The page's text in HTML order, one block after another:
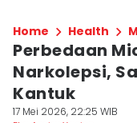
Home Health
Perbedaan
Narkolepsi,
Kantuk
17 Mei 2026, 22:25 WIB